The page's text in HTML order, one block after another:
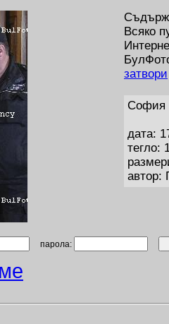
Всяко
затвори
София
дата:
тегло:
автор:
парола: